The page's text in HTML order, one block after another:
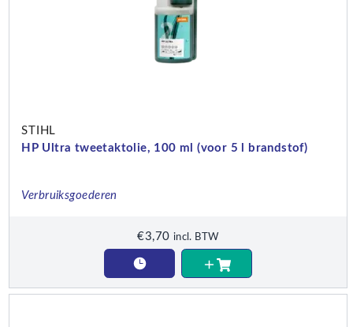
STIHL
HP Ultra tweetaktolie, 100 ml (voor 5 l brandstof)
Verbruiksgoederen
€3,70 incl. BTW